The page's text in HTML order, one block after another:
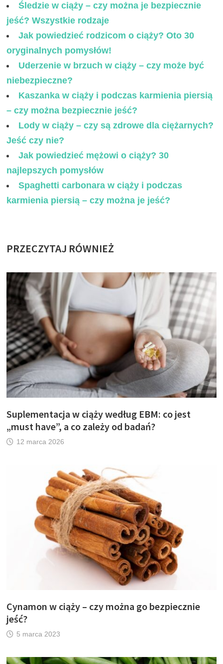
Śledzie w ciąży – czy można je bezpiecznie
jeść? Wszystkie rodzaje
Jak powiedzieć rodzicom o ciąży? Oto 30
oryginalnych pomysłów!
Uderzenie w brzuch w ciąży – czy może być
niebezpieczne?
Kaszanka w ciąży i podczas karmienia piersią
– czy można bezpiecznie jeść?
Lody w ciąży – czy są zdrowe dla ciężarnych?
Jeść czy nie?
Jak powiedzieć mężowi o ciąży? 30
najlepszych pomysłów
Spaghetti carbonara w ciąży i podczas
karmienia piersią – czy można je jeść?
PRZECZYTAJ RÓWNIEŻ
Suplementacja w ciąży według EBM: co jest
„must have”, a co zależy od badań?
12 marca 2026
Cynamon w ciąży – czy można go bezpiecznie
jeść?
5 marca 2023